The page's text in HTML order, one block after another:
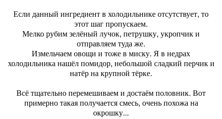
Если данный ингредиент в холодильнике отсутствует, то
этот шаг пропускаем.
Мелко рубим зелёный лучок, петрушку, укропчик и
отправляем туда же.
Измельчаем овощи и тоже в миску. Я в недрах
холодильника нашёл помидор, небольшой сладкий перчик и
натёр на крупной тёрке.
Всё тщательно перемешиваем и достаём половник. Вот
примерно такая получается смесь, очень похожа на
окрошку...